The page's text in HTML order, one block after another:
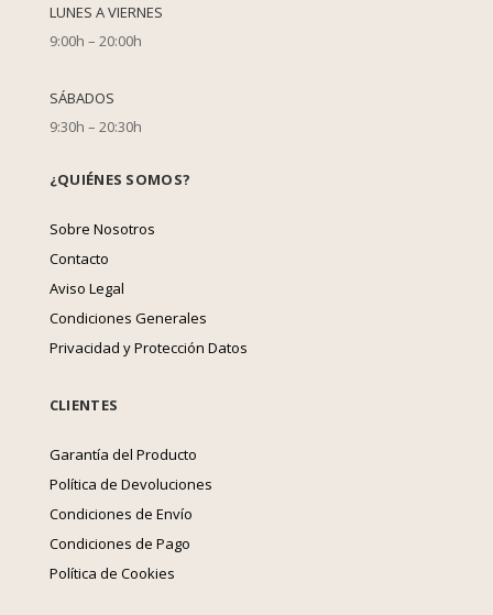
LUNES A VIERNES
9:00h – 20:00h
SÁBADOS
9:30h – 20:30h
¿QUIÉNES SOMOS?
Sobre Nosotros
Contacto
Aviso Legal
Condiciones Generales
Privacidad y Protección Datos
CLIENTES
Garantía del Producto
Política de Devoluciones
Condiciones de Envío
Condiciones de Pago
Política de Cookies